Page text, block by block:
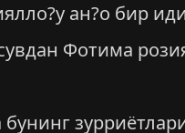
ан?о бир
Фотима